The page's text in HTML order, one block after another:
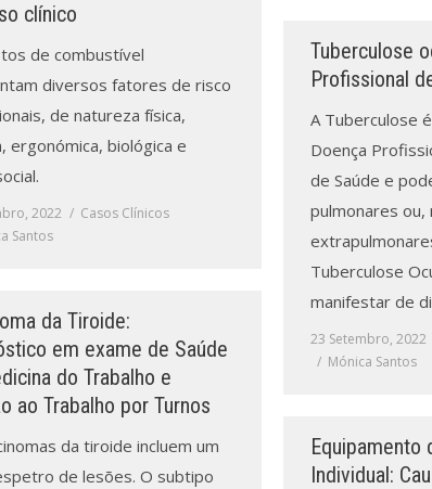
clínico
de combustível
diversos fatores de risco
de natureza física,
ergonómica, biológica e
2022
Casos Clínicos
Santos
Tuberculose
Profissional
A Tuberculose
Doença
de Saúde e
pulmonares ou,
Tuberculose
manifestar de
23 Setembro, 2022
Mónica Santos
da Tiroide:
em exame de Saúde
do Trabalho e
ao Trabalho por Turnos
da tiroide incluem um
de lesões. O subtipo
Equipamento
Individual: